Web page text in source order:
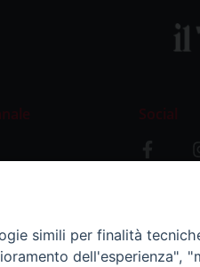
Social
simili per finalità
dell'esperienza",